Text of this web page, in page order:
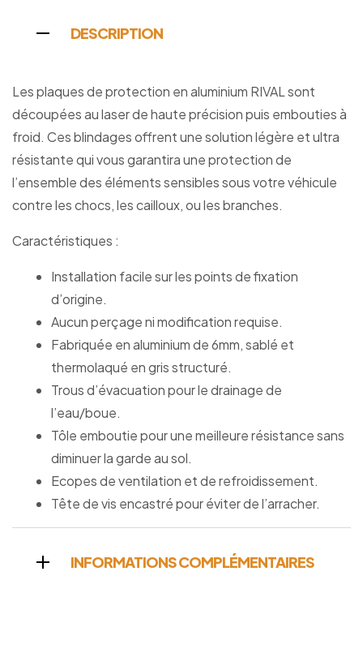
DESCRIPTION
Les plaques de protection en aluminium RIVAL sont
découpées au laser de haute précision puis embouties à
froid. Ces blindages offrent une solution légère et ultra
résistante qui vous garantira une protection de
l’ensemble des éléments sensibles sous votre véhicule
contre les chocs, les cailloux, ou les branches.
Caractéristiques :
Installation facile sur les points de fixation
d’origine.
Aucun perçage ni modification requise.
Fabriquée en aluminium de 6mm, sablé et
thermolaqué en gris structuré.
Trous d’évacuation pour le drainage de
l’eau/boue.
Tôle emboutie pour une meilleure résistance sans
diminuer la garde au sol.
Ecopes de ventilation et de refroidissement.
Tête de vis encastré pour éviter de l’arracher.
INFORMATIONS COMPLÉMENTAIRES